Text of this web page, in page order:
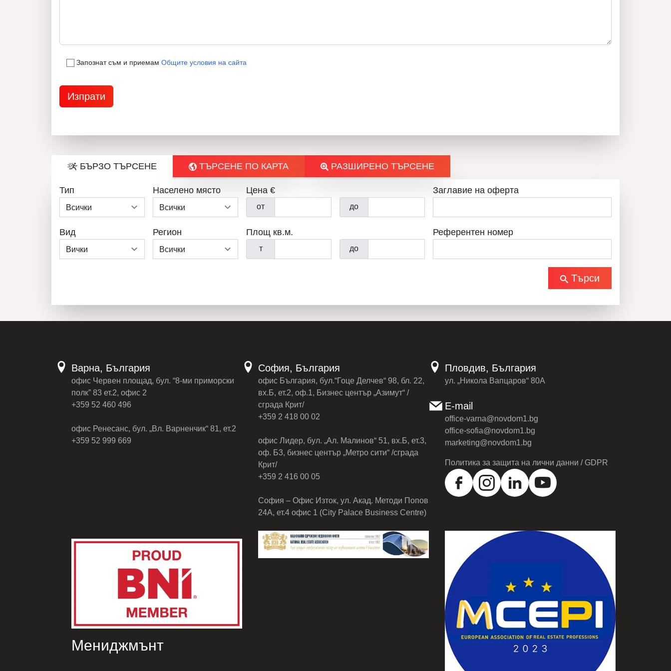
ПЕТЪР ХРИСТОВ
0888925556
ОБАДИ СЕ
Запознат съм и приемам Общите условия на сайта
БЪРЗО ТЪРСЕНЕ ТЪРСЕНЕ ПО КАРТА РАЗШИРЕНО ТЪРСЕНЕ
Тип Населено място
Вид Регион
Цена €
от до
Площ кв.м.
т до
Заглавие на оферта
Референтен номер
Търси
Варна, България
офис Червен площад, бул. “8-ми приморски
полк” 83 ет.2, офис 2
+359 52 460 496
офис Ренесанс, бул. „Вл. Варненчик“ 81, ет.2
+359 52 999 669
София, България
офис България, бул.“Гоце Делчев“ 98, бл. 22,
вх.Б, ет.2, оф.1, Бизнес център „Азимут“ /
сграда Крит/
+359 2 418 00 02
офис Лидер, бул. „Ал. Малинов“ 51, вх.Б, ет.3,
оф. Б3, бизнес център „Метро сити“ /сграда
Крит/
+359 2 416 00 05
София – Офис Изток, ул. Акад. Методи Попов
24А, ет.4 офис 1 (City Palace Business Centre)
Пловдив, България
ул. „Никола Вапцаров“ 80А
E-mail
office-varna@novdom1.bg
office-sofia@novdom1.bg
marketing@novdom1.bg
Политика за защита на лични данни / GDPR
Мениджмънт